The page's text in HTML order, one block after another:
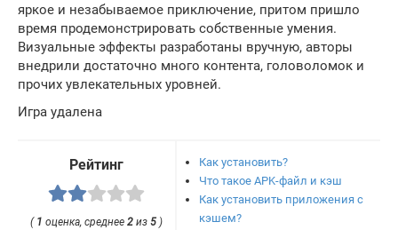
яркое и незабываемое приключение, притом пришло
время продемонстрировать собственные умения.
Визуальные эффекты разработаны вручную, авторы
внедрили достаточно много контента, головоломок и
прочих увлекательных уровней.
Игра удалена
Рейтинг
( 1 оценка, среднее2 из5 )
Как установить?
Что такое APK-файл и кэш
Как установить приложения с
кэшем?